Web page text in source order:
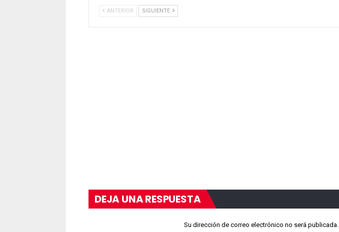
ANTERIOR SIGUIENTE
DEJA UNA RESPUESTA
Su dirección de correo electrónico no será publicada.